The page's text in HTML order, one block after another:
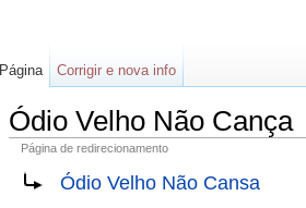
Ódio Velho Não Cança
Página de redirecionamento
Ódio Velho Não Cansa
Página Corrigir e nova info